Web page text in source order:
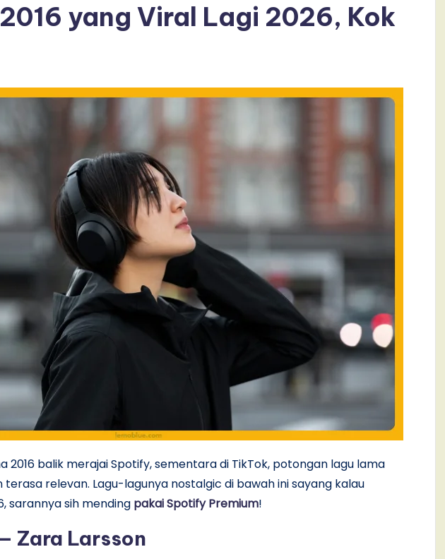
yang Viral Lagi 2026, Kok
2016 balik merajai Spotify, sementara di TikTok, potongan lagu lama
terasa relevan. Lagu-lagunya nostalgic di bawah ini sayang kalau
sarannya sih mending pakai Spotify Premium!
Zara Larsson